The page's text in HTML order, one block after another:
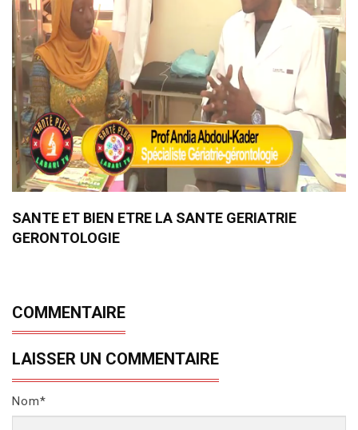
SANTE ET BIEN ETRE LA SANTE GERIATRIE
GERONTOLOGIE
COMMENTAIRE
LAISSER UN COMMENTAIRE
Nom*